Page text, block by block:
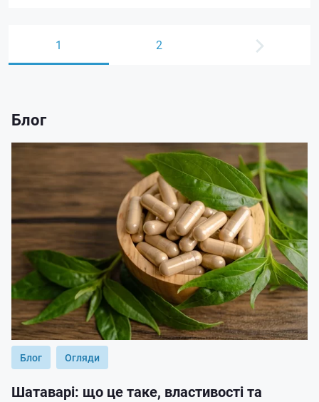
1 2
Блог
Блог Огляди
Шатаварі: що це таке, властивості та